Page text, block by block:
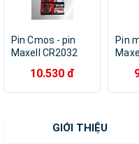
Pin Cmos - pin
Maxell CR2032
10.530 đ
Pin
675
13 )
GIỚI THIỆU